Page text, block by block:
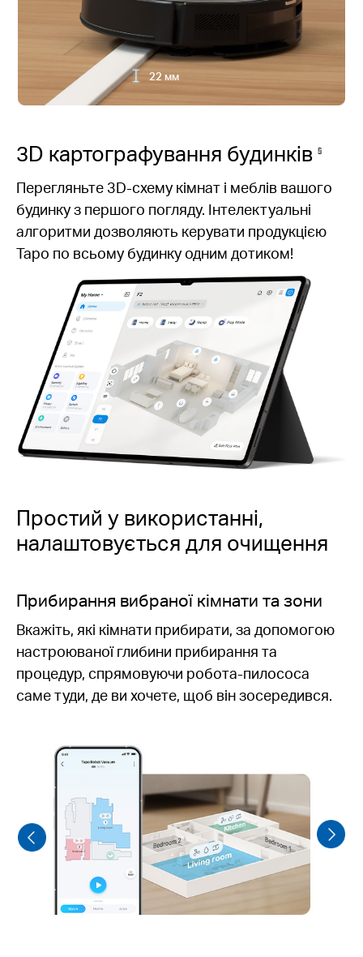
22 мм
3D картографування будинків §
Перегляньте 3D-схему кімнат і меблів вашого
будинку з першого погляду. Інтелектуальні
алгоритми дозволяють керувати продукцією
Tapo по всьому будинку одним дотиком!
Простий у використанні,
налаштовується для очищення
Персоналізовані розклади
Встановіть графік щоденного прибирання
відповідно до бажаного розпорядку дня.